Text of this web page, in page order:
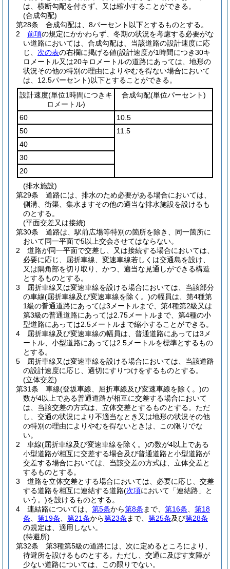
は、横断勾配を付さず、又は縮小することができる。
(合成勾配)
第28条
合成勾配は、8パーセント以下とするものとする。
2
前項の規定にかかわらず、冬期の状況を考慮する必要がな
い道路においては、合成勾配は、当該道路の設計速度に応
じ、 次の表の右欄に掲げる値(設計速度が1時間につき30キ
ロメートル又は20キロメートルの道路にあっては、地形の
状況その他の特別の理由によりやむを得ない場合において
は、12.5パーセント)以下とすることができる。
設計速度(単位1時間につきキ
ロメートル)
合成勾配(単位パーセント)
60
10.5
50
11.5
40
30
20
(排水施設)
第29条
道路には、排水のため必要がある場合においては、
側溝、街渠、集水ますその他の適当な排水施設を設けるも
のとする。
(平面交差又は接続)
第30条
道路は、駅前広場等特別の箇所を除き、同一箇所に
おいて同一平面で5以上交会させてはならない。
2
道路が同一平面で交差し、又は接続する場合においては、
必要に応じ、屈折車線、変速車線若しくは交通島を設け、
又は隅角部を切り取り、かつ、適当な見通しができる構造
とするものとする。
3
屈折車線又は変速車線を設ける場合においては、当該部分
の車線(屈折車線及び変速車線を除く。)の幅員は、第4種第
1級の普通道路にあっては3メートルまで、第4種第2級又は
第3級の普通道路にあっては2.75メートルまで、第4種の小
型道路にあっては2.5メートルまで縮小することができる。
4
屈折車線及び変速車線の幅員は、普通道路にあっては3メ
ートル、小型道路にあっては2.5メートルを標準とするもの
とする。
5
屈折車線又は変速車線を設ける場合においては、当該道路
の設計速度に応じ、適切にすりつけをするものとする。
(立体交差)
第31条
車線(登坂車線、屈折車線及び変速車線を除く。)の
数が4以上である普通道路が相互に交差する場合において
は、当該交差の方式は、立体交差とするものとする。 ただ
し、交通の状況により不適当なとき又は地形の状況その他
の特別の理由によりやむを得ないときは、この限りでな
い。
2
車線(屈折車線及び変速車線を除く。)の数が4以上である
小型道路が相互に交差する場合及び普通道路と小型道路が
交差する場合においては、当該交差の方式は、立体交差と
するものとする。
3
道路を立体交差とする場合においては、必要に応じ、交差
する道路を相互に連結する道路(次項において「連結路」と
いう。)を設けるものとする。
4
連結路については、 第5条から第8条 まで、 第16条
第18
条
第19条 第21条から第23条 まで、 第25条及び第28条
の規定は、適用しない。
(待避所)
第32条
第3種第5級の道路には、次に定めるところにより、
待避所を設けるものとする。 ただし、交通に及ぼす支障が
少ない道路については、この限りでない。